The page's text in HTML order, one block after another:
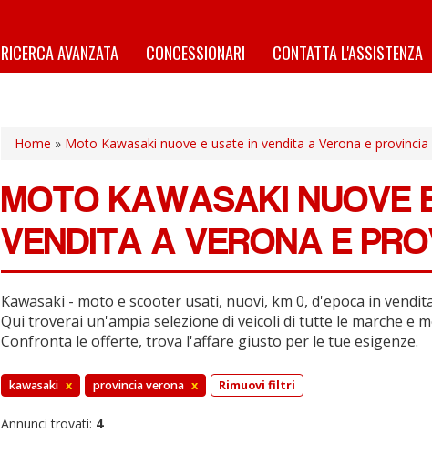
RICERCA AVANZATA CONCESSIONARI CONTATTA L'ASSISTENZA
Home » Moto Kawasaki nuove e usate in vendita a Verona e provincia
MOTO KAWASAKI NUOVE
VENDITA A VERONA E
Kawasaki - moto e scooter usati, nuovi, km 0, d'epoca in
Qui troverai un'ampia selezione di veicoli di tutte le marche e
Confronta le offerte, trova l'affare giusto per le tue esigenze.
kawasaki x provincia verona x Rimuovi filtri
Annunci trovati: 4